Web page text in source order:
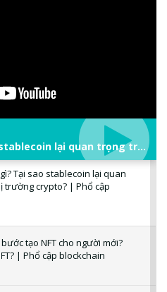
Stablecoin là gì? Tại sao stablecoin lại quan trọng trong thị trường crypto? | Phổ cập Blockchain
Tại sao stablecoin lại quan
trường crypto? | Phổ cập
bước tạo NFT cho người mới?
| Phổ cập blockchain